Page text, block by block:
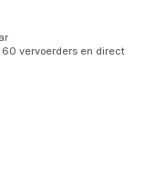
vervoerders en direct